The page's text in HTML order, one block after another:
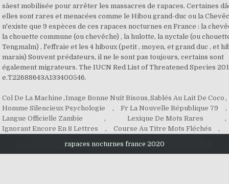
Col De La Machine ,Image Bonne Nuit Bisous,Sablés Au Lait De Coco ,
Homme Silencieux Psychologie
, Fr La Nouvelle République 79
,
Langue Officielle Zambie
, Lexique De Mots Rares
,
Ignorant Encore En 8 Lettres
, Course Au Titre Mots Fléchés ,
rapaces nocturnes france 2020